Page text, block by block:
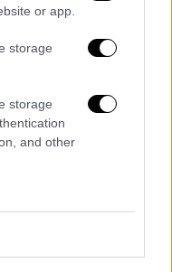
or app.
storage
storage
and other
Έσωσαν από τη